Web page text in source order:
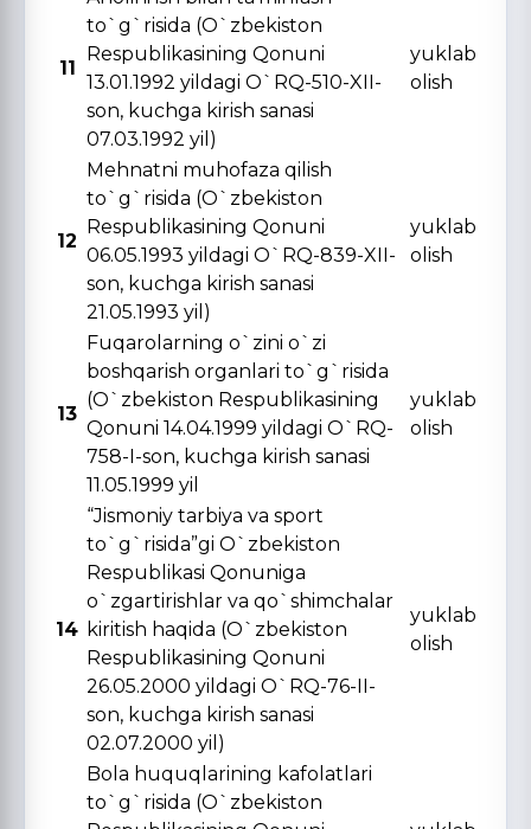
11
to`g`risida (O`zbekiston
Respublikasining Qonuni
13.01.1992 yildagi O`RQ-510-XII-
son, kuchga kirish sanasi
07.03.1992 yil)
yuklab
olish
12
Mehnatni muhofaza qilish
to`g`risida (O`zbekiston
Respublikasining Qonuni
06.05.1993 yildagi O`RQ-839-XII-
son, kuchga kirish sanasi
21.05.1993 yil)
yuklab
olish
13
Fuqarolarning o`zini o`zi
boshqarish organlari to`g`risida
(O`zbekiston Respublikasining
Qonuni 14.04.1999 yildagi O`RQ-
758-I-son, kuchga kirish sanasi
11.05.1999 yil
yuklab
olish
14
“Jismoniy tarbiya va sport
to`g`risida”gi O`zbekiston
Respublikasi Qonuniga
o`zgartirishlar va qo`shimchalar
kiritish haqida (O`zbekiston
Respublikasining Qonuni
26.05.2000 yildagi O`RQ-76-II-
son, kuchga kirish sanasi
02.07.2000 yil)
yuklab
olish
Bola huquqlarining kafolatlari
to`g`risida (O`zbekiston